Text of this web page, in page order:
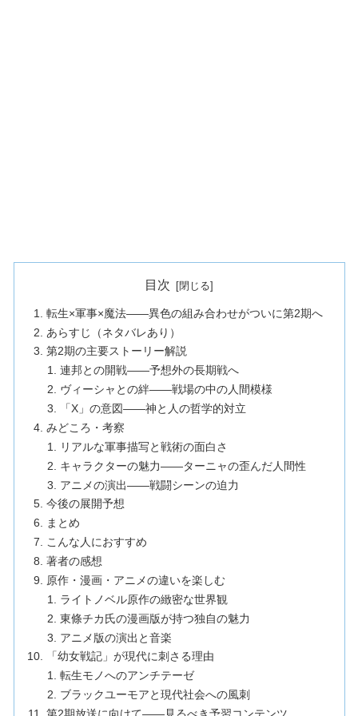
目次
転生×軍事×魔法——異色の組み合わせがついに第2期へ
あらすじ（ネタバレあり）
第2期の主要ストーリー解説
連邦との開戦——予想外の長期戦へ
ヴィーシャとの絆——戦場の中の人間模様
「X」の意図——神と人の哲学的対立
みどころ・考察
リアルな軍事描写と戦術の面白さ
キャラクターの魅力——ターニャの歪んだ人間性
アニメの演出——戦闘シーンの迫力
今後の展開予想
まとめ
こんな人におすすめ
著者の感想
原作・漫画・アニメの違いを楽しむ
ライトノベル原作の緻密な世界観
東條チカ氏の漫画版が持つ独自の魅力
アニメ版の演出と音楽
「幼女戦記」が現代に刺さる理由
転生モノへのアンチテーゼ
ブラックユーモアと現代社会への風刺